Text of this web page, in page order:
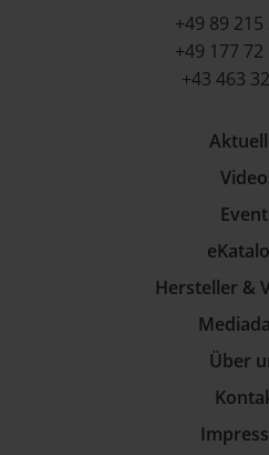
+49 89 215
+49 177 72
+43 463
Hersteller &
Über